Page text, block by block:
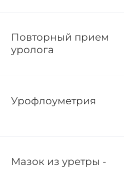
Повторный прием
уролога
Урофлоуметрия
Мазок из уретры -